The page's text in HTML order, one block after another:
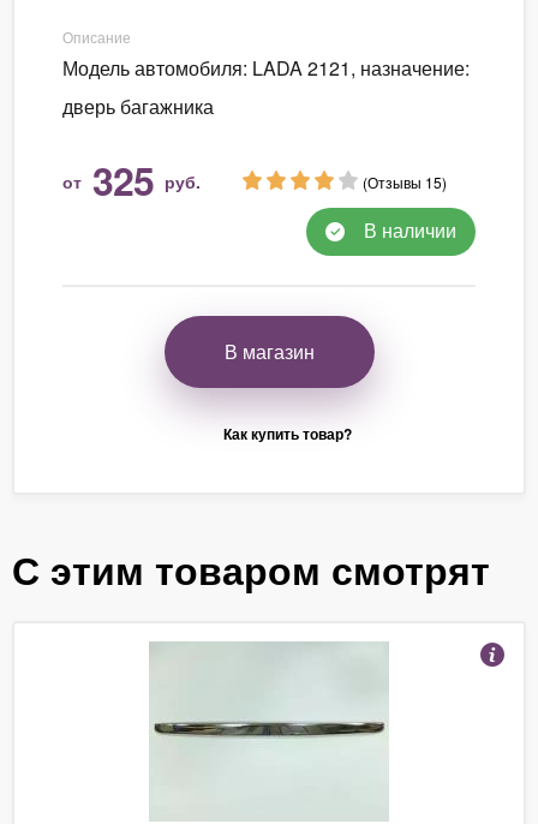
Описание
Модель автомобиля: LADA 2121, назначение:
дверь багажника
от 325 руб. (Отзывы 15)
В наличии
В магазин
Как купить товар?
С этим товаром смотрят